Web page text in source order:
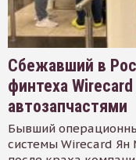
Сбежавший в
финтеха
автозапчастями
Бывший
системы Wirecard Ян